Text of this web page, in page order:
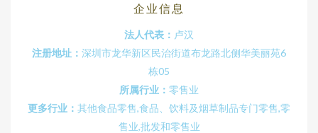
企业信息
法人代表： 卢汉
注册地址： 深圳市龙华新区民治街道布龙路北侧华美丽苑6
栋05
所属行业： 零售业
更多行业： 其他食品零售,食品、饮料及烟草制品专门零售,零
售业,批发和零售业